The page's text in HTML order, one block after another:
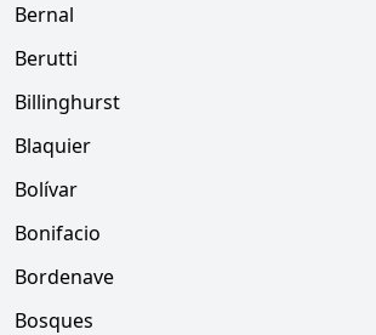
Bernal
Berutti
Billinghurst
Blaquier
Bolívar
Bonifacio
Bordenave
Bosques